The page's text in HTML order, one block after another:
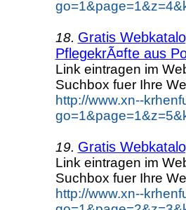
18. Gratis
PflegekrÃ¤fte aus
Link eintragen im
Suchbox fuer Ihre
http://www.xn--
19. Gratis
Link eintragen im
Suchbox fuer Ihre
http://www.xn--